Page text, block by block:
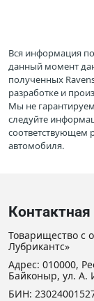
Вся информация
данный момент
полученных
разработке и
Мы не
следуйте
соответствующем
автомобиля.
Товарищество с
Лубрикантс»
Адрес: 010000,
Байконыр, ул. А.
БИН: